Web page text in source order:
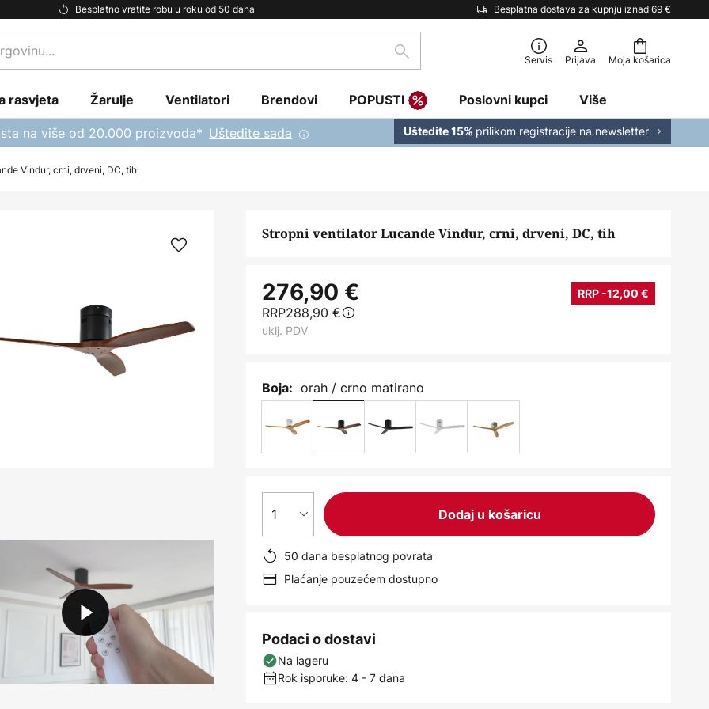
Besplatno vratite robu u roku od 50 dana Besplatna dostava za kupnju iznad 69 €
Moja košarica
traži Servis Prijava
rasvjeta Žarulje Ventilatori Brendovi POPUSTI Poslovni kupci Više
na više od 20.000 proizvoda* Uštedite sada Uštedite 15% prilikom registracije na newsletter
Vindur, crni, drveni, DC, tih
Stropni ventilator Lucande Vindur, crni, drveni, DC, tih
276,90 € RRP -12,00 €
RRP288,90 €
uklj. PDV
Boja: orah / crno matirano
1 Dodaj u košaricu
50 dana besplatnog povrata
Plaćanje pouzećem dostupno
Podaci o dostavi
Na lageru
Rok isporuke: 4 - 7 dana